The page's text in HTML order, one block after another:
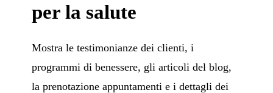
per la salute
Mostra le testimonianze dei clienti, i
programmi di benessere, gli articoli del blog,
la prenotazione appuntamenti e i dettagli dei